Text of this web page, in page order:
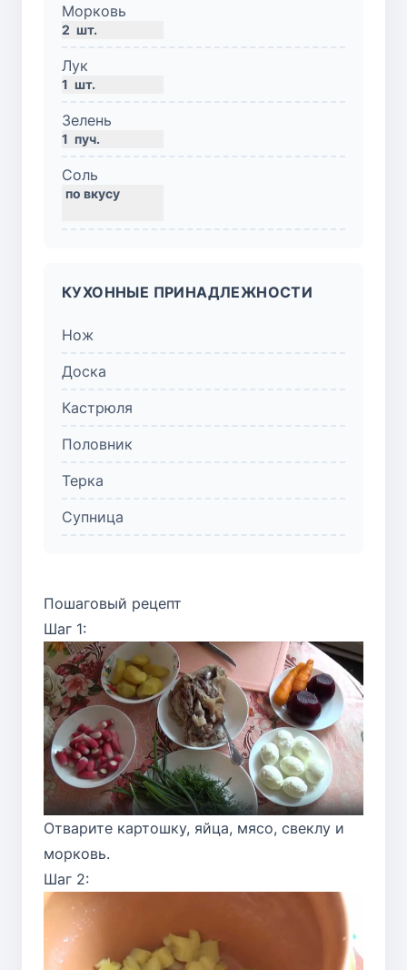
Морковь
2 шт.
Лук
1 шт.
Зелень
1 пуч.
Соль
КУХОННЫЕ ПРИНАДЛЕЖНОСТИ
Нож
Доска
Кастрюля
Половник
Терка
Супница
Пошаговый рецепт
Шаг 1:
Отварите картошку, яйца, мясо, свеклу и
морковь.
Шаг 2: